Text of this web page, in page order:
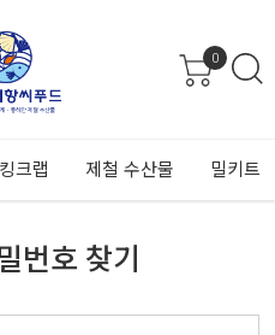
0
크랩 제철 수산물 밀키트
번호 찾기